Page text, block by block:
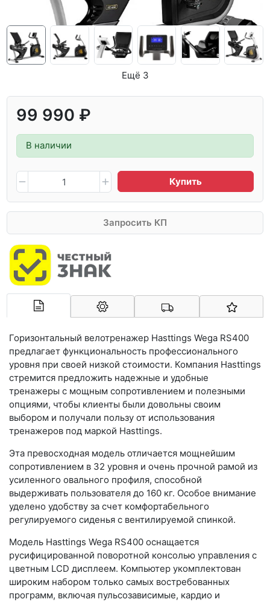
Ещё 3
99 990 ₽
В наличии
Купить
Запросить КП
Горизонтальный велотренажер Hasttings Wega RS400
предлагает функциональность профессионального
уровня при своей низкой стоимости. Компания Hasttings
стремится предложить надежные и удобные
тренажеры с мощным сопротивлением и полезными
опциями, чтобы клиенты были довольны своим
выбором и получали пользу от использования
тренажеров под маркой Hasttings.
Эта превосходная модель отличается мощнейшим
сопротивлением в 32 уровня и очень прочной рамой из
усиленного овального профиля, способной
выдерживать пользователя до 160 кг. Особое внимание
уделено удобству за счет комфортабельного
регулируемого сиденья с вентилируемой спинкой.
Модель Hasttings Wega RS400 оснащается
русифицированной поворотной консолью управления с
цветным LCD дисплеем. Компьютер укомплектован
широким набором только самых востребованных
программ, включая пульсозависимые, кардио и